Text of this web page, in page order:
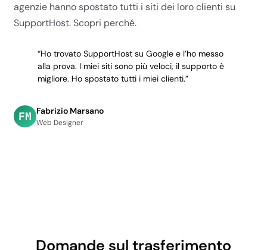
agenzie hanno spostato tutti i siti dei loro clienti su
SupportHost. Scopri perché.
“Ho trovato SupportHost su Google e l’ho messo
alla prova. I miei siti sono più veloci, il supporto è
migliore. Ho spostato tutti i miei clienti.”
FM Fabrizio Marsano
Web Designer
Domande sul trasferimento